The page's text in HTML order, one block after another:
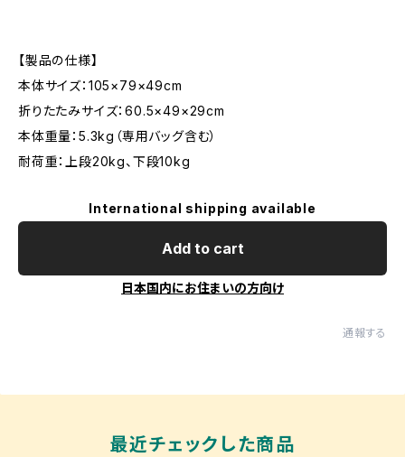
【製品の仕様】
本体サイズ：105×79×49cm
折りたたみサイズ：60.5×49×29cm
本体重量：5.3kg（専用バッグ含む）
耐荷重：上段20kg、下段10kg
International shipping available
Add to cart
日本国内にお住まいの方向け
通報する
最近チェックした商品